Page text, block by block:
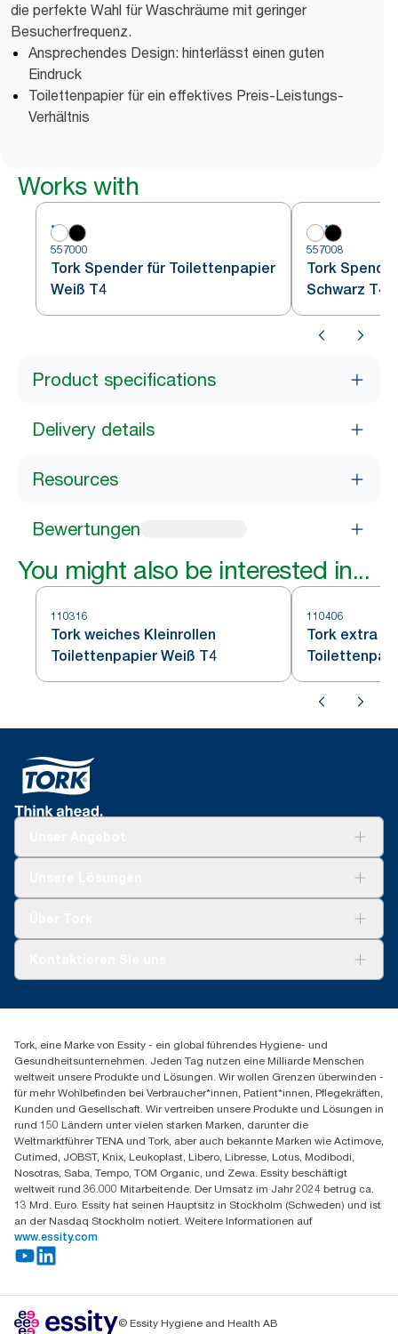
die perfekte Wahl für Waschräume mit geringer
Besucherfrequenz.
Ansprechendes Design: hinterlässt einen guten
Eindruck
Toilettenpapier für ein effektives Preis-Leistungs-
Verhältnis
Works with
557000
Tork Spender für Toilettenpapier
Weiß T4
557008
Tork
Schwarz T4
Product specifications
Delivery details
Resources
Bewertungen
You might also be interested in...
110316
Tork weiches Kleinrollen
Toilettenpapier Weiß T4
110406
Tork extra
Produktreklamation
Spenderreklamation
+49 (0)621/778 4700
Essity Professional Hygiene Germany GmbH
Sandhofer Straße 176
68305 Mannheim
Mo-Do 8:00-16:30 Uhr | Fr 8:00-15:00
Tork, eine Marke von Essity - ein global führendes Hygiene- und
Gesundheitsunternehmen. Jeden Tag nutzen eine Milliarde Menschen
weltweit unsere Produkte und Lösungen. Wir wollen Grenzen überwinden -
für mehr Wohlbefinden bei Verbraucher*innen, Patient*innen, Pflegekräften,
Kunden und Gesellschaft. Wir vertreiben unsere Produkte und Lösungen in
rund 150 Ländern unter vielen starken Marken, darunter die
Weltmarktführer TENA und Tork, aber auch bekannte Marken wie Actimove,
Cutimed, JOBST, Knix, Leukoplast, Libero, Libresse, Lotus, Modibodi,
Nosotras, Saba, Tempo, TOM Organic, und Zewa. Essity beschäftigt
weltweit rund 36.000 Mitarbeitende. Der Umsatz im Jahr 2024 betrug ca.
13 Mrd. Euro. Essity hat seinen Hauptsitz in Stockholm (Schweden) und ist
an der Nasdaq Stockholm notiert. Weitere Informationen auf
www.essity.com
© Essity Hygiene and Health AB